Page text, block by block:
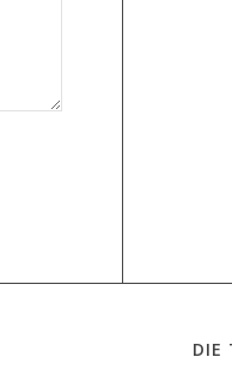
DIE